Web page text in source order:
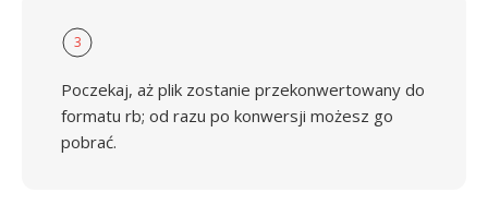
3
Poczekaj, aż plik zostanie przekonwertowany do
formatu rb; od razu po konwersji możesz go
pobrać.